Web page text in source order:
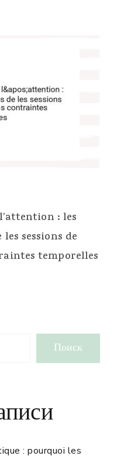
: les
sessions de
temporelles
Поиск
: pourquoi les